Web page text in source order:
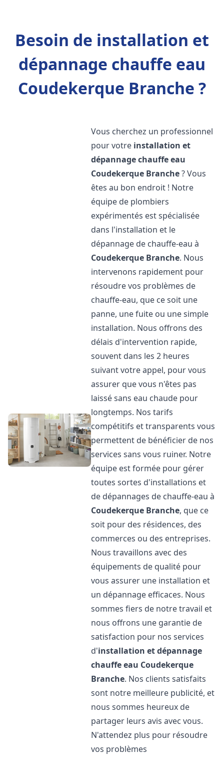
Besoin de installation et
dépannage chauffe eau
Coudekerque Branche ?
Vous cherchez un professionnel
pour votre installation et
dépannage chauffe eau
Coudekerque Branche? Vous
êtes au bon endroit ! Notre
équipe de plombiers
expérimentés est spécialisée
dans l'installation et le
dépannage de chauffe-eau à
Coudekerque Branche. Nous
intervenons rapidement pour
résoudre vos problèmes de
chauffe-eau, que ce soit une
panne, une fuite ou une simple
installation. Nous offrons des
délais d'intervention rapide,
souvent dans les 2 heures
suivant votre appel, pour vous
assurer que vous n'êtes pas
laissé sans eau chaude pour
longtemps. Nos tarifs
compétitifs et transparents vous
permettent de bénéficier de nos
services sans vous ruiner. Notre
équipe est formée pour gérer
toutes sortes d'installations et
de dépannages de chauffe-eau à
Coudekerque Branche, que ce
soit pour des résidences, des
commerces ou des entreprises.
Nous travaillons avec des
équipements de qualité pour
vous assurer une installation et
un dépannage efficaces. Nous
sommes fiers de notre travail et
nous offrons une garantie de
satisfaction pour nos services
d'installation et dépannage
chauffe eau Coudekerque
Branche. Nos clients satisfaits
sont notre meilleure publicité, et
nous sommes heureux de
partager leurs avis avec vous.
N'attendez plus pour résoudre
vos problèmes